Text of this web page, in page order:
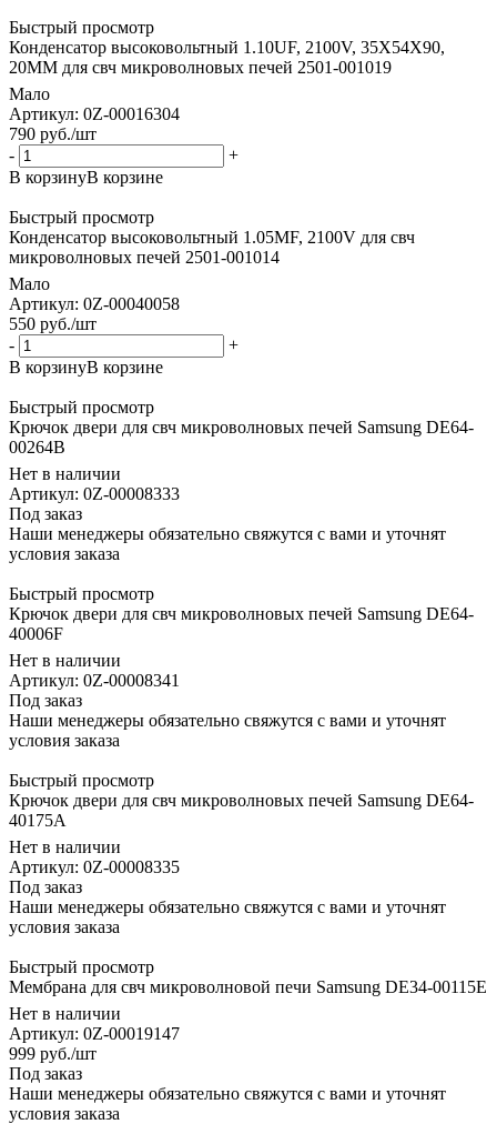
Быстрый просмотр
Конденсатор высоковольтный 1.10UF, 2100V, 35X54X90,
20MM для свч микроволновых печей 2501-001019
Мало
Артикул: 0Z-00016304
790 руб./шт
-
+
В корзинуВ корзине
Быстрый просмотр
Конденсатор высоковольтный 1.05MF, 2100V для свч
микроволновых печей 2501-001014
Мало
Артикул: 0Z-00040058
550 руб./шт
-
+
В корзинуВ корзине
Быстрый просмотр
Крючок двери для свч микроволновых печей Samsung DE64-
00264B
Нет в наличии
Артикул: 0Z-00008333
Под заказ
Наши менеджеры обязательно свяжутся с вами и уточнят
условия заказа
Быстрый просмотр
Крючок двери для свч микроволновых печей Samsung DE64-
40006F
Нет в наличии
Артикул: 0Z-00008341
Под заказ
Наши менеджеры обязательно свяжутся с вами и уточнят
условия заказа
Быстрый просмотр
Крючок двери для свч микроволновых печей Samsung DE64-
40175A
Нет в наличии
Артикул: 0Z-00008335
Под заказ
Наши менеджеры обязательно свяжутся с вами и уточнят
условия заказа
Быстрый просмотр
Мембрана для свч микроволновой печи Samsung DE34-00115E
Нет в наличии
Артикул: 0Z-00019147
999 руб./шт
Под заказ
Наши менеджеры обязательно свяжутся с вами и уточнят
условия заказа